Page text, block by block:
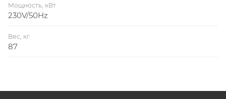
Мощность, кВт
230V/50Hz
Вес, кг
87